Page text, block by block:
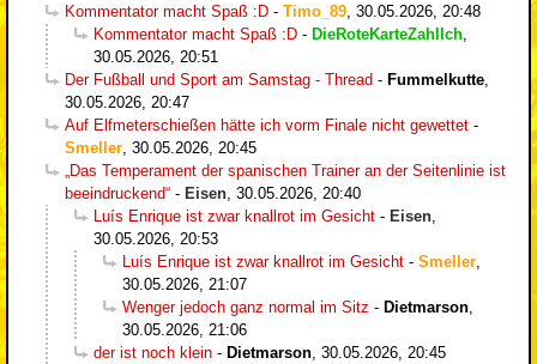
Kommentator macht Spaß :D - Timo_89 30.05.2026, 20:48
Kommentator macht Spaß :D - DieRoteKarteZahlIch
30.05.2026, 20:51
Der Fußball und Sport am Samstag - Thread - Fummelkutte
30.05.2026, 20:47
Auf Elfmeterschießen hätte ich vorm Finale nicht gewettet -
Smeller 30.05.2026, 20:45
„Das Temperament der spanischen Trainer an der Seitenlinie ist
beeindruckend“ - Eisen 30.05.2026, 20:40
Luís Enrique ist zwar knallrot im Gesicht - Eisen
30.05.2026, 20:53
Luís Enrique ist zwar knallrot im Gesicht - Smeller
30.05.2026, 21:07
Wenger jedoch ganz normal im Sitz - Dietmarson
30.05.2026, 21:06
der ist noch klein - Dietmarson 30.05.2026, 20:45